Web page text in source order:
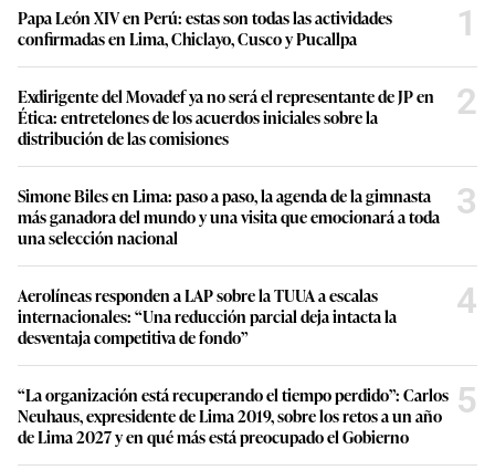
Papa León XIV en Perú: estas son todas las actividades
confirmadas en Lima, Chiclayo, Cusco y Pucallpa
1
Exdirigente del Movadef ya no será el representante de JP en
Ética: entretelones de los acuerdos iniciales sobre la
distribución de las comisiones
2
Simone Biles en Lima: paso a paso, la agenda de la gimnasta
más ganadora del mundo y una visita que emocionará a toda
una selección nacional
3
Aerolíneas responden a LAP sobre la TUUA a escalas
internacionales: “Una reducción parcial deja intacta la
desventaja competitiva de fondo”
4
“La organización está recuperando el tiempo perdido”: Carlos
Neuhaus, expresidente de Lima 2019, sobre los retos a un año
de Lima 2027 y en qué más está preocupado el Gobierno
5